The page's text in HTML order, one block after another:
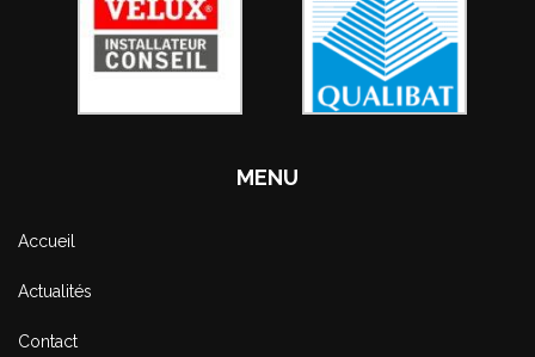
MENU
Accueil
Actualités
Contact